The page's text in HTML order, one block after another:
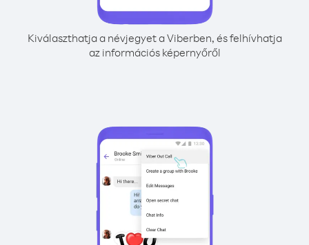
Kiválaszthatja a névjegyet a Viberben, és felhívhatja
az információs képernyőről